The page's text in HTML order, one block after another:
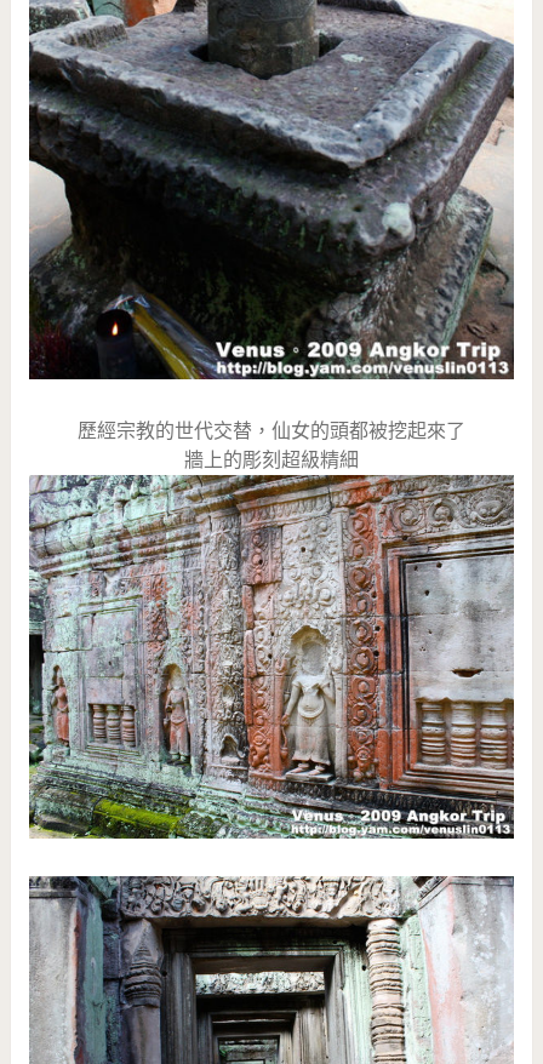
歷經宗教的世代交替，仙女的頭都被挖起來了
牆上的彫刻超級精細